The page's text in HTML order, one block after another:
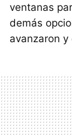
ventanas
demás
avanzaron y